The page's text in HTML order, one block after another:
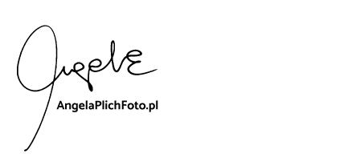
content